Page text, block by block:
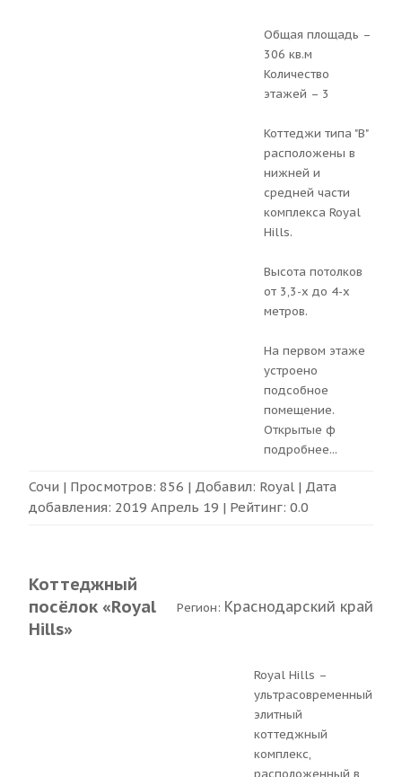
Общая площадь –
306 кв.м
Количество
этажей – 3
Коттеджи типа "В"
расположены в
нижней и
средней части
комплекса Royal
Hills.
Высота потолков
от 3,3-х до 4-х
метров.
На первом этаже
устроено
подсобное
помещение.
Открытые ф
подробнее...
Сочи | Просмотров: 856 | Добавил: Royal | Дата
добавления: 2019 Апрель 19 | Рейтинг: 0.0
Коттеджный
посёлок «Royal
Hills»
Регион: Краснодарский край
Royal Hills –
ультрасовременный
элитный
коттеджный
комплекс,
расположенный в